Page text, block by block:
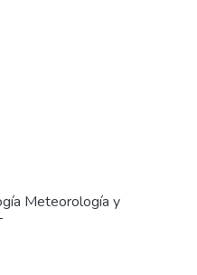
Meteorología y